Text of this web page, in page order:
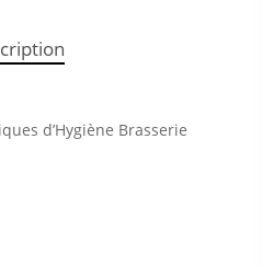
d’Hygiène Brasserie